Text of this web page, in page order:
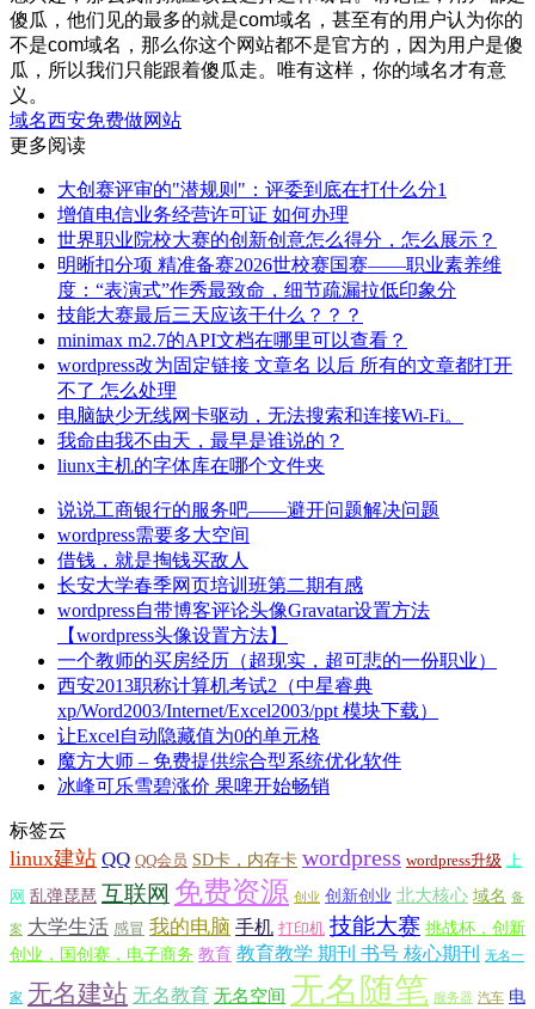
傻瓜，他们见的最多的就是com域名，甚至有的用户认为你的
不是com域名，那么你这个网站都不是官方的，因为用户是傻
瓜，所以我们只能跟着傻瓜走。唯有这样，你的域名才有意
义。
域名西安免费做网站
更多阅读
大创赛评审的"潜规则"：评委到底在打什么分1
增值电信业务经营许可证 如何办理
世界职业院校大赛的创新创意怎么得分，怎么展示？
明晰扣分项 精准备赛2026世校赛国赛——职业素养维
度：“表演式”作秀最致命，细节疏漏拉低印象分
技能大赛最后三天应该干什么？？？
minimax m2.7的API文档在哪里可以查看？
wordpress改为固定链接 文章名 以后 所有的文章都打开
不了 怎么处理
电脑缺少无线网卡驱动，无法搜索和连接Wi-Fi。
我命由我不由天，最早是谁说的？
liunx主机的字体库在哪个文件夹
说说工商银行的服务吧——避开问题解决问题
wordpress需要多大空间
借钱，就是掏钱买敌人
长安大学春季网页培训班第二期有感
wordpress自带博客评论头像Gravatar设置方法
【wordpress头像设置方法】
一个教师的买房经历（超现实，超可悲的一份职业）
西安2013职称计算机考试2（中星睿典
xp/Word2003/Internet/Excel2003/ppt 模块下载）
让Excel自动隐藏值为0的单元格
魔方大师 – 免费提供综合型系统优化软件
冰峰可乐雪碧涨价 果啤开始畅销
标签云
linux建站 QQ QQ会员 SD卡，内存卡 wordpress wordpress升级 上
网 乱弹琵琶 互联网 免费资源 创业 创新创业 北大核心 域名 备
案 大学生活 感冒 我的电脑 手机 打印机 技能大赛 挑战杯，创新
创业，国创赛，电子商务 教育 教育教学 期刊 书号 核心期刊 无名一
家 无名建站 无名教育 无名空间 无名随笔 服务器 汽车 电